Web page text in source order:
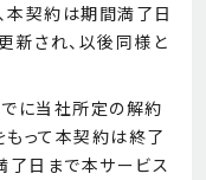
本契約は期間満了日
新され、以後同様と
に当社所定の解約
って本契約は終了
了日まで本サービス